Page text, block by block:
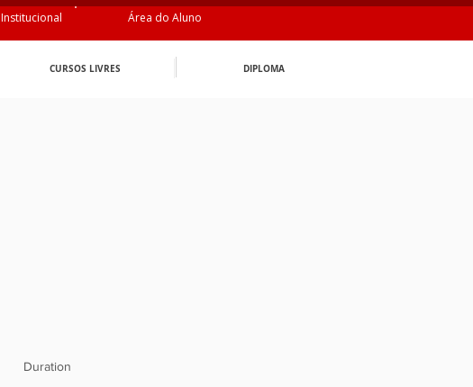
Institucional Área do Aluno
CURSOS LIVRES DIPLOMA
Duration